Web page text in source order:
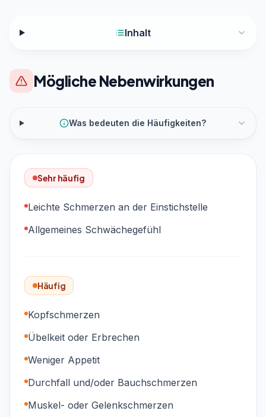
Inhalt
Mögliche Nebenwirkungen
Was bedeuten die Häufigkeiten?
Sehr häufig
Leichte Schmerzen an der Einstichstelle
Allgemeines Schwächegefühl
Häufig
Kopfschmerzen
Übelkeit oder Erbrechen
Weniger Appetit
Durchfall und/oder Bauchschmerzen
Muskel- oder Gelenkschmerzen